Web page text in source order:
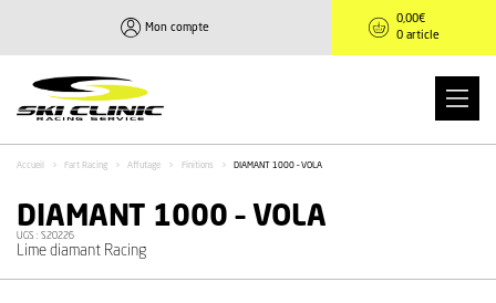
Accueil > Fart Racing > Affutage > Finitions > DIAMANT 1000 – VOLA
DIAMANT 1000 – VOLA
UGS : S20226
Lime diamant Racing
Mon compte
0,00€
0 article